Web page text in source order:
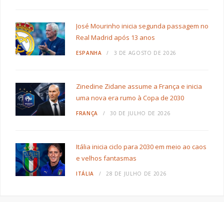
José Mourinho inicia segunda passagem no
Real Madrid após 13 anos
ESPANHA 3 DE AGOSTO DE 2026
Zinedine Zidane assume a França e inicia
uma nova era rumo à Copa de 2030
FRANÇA 30 DE JULHO DE 2026
Itália inicia ciclo para 2030 em meio ao caos
e velhos fantasmas
ITÁLIA 28 DE JULHO DE 2026